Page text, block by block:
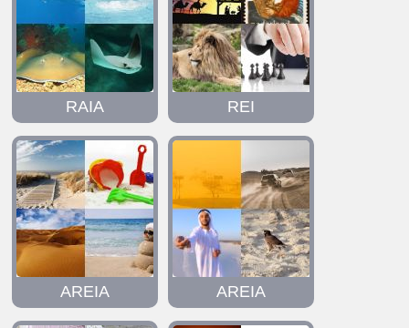
RAIA REI
AREIA AREIA